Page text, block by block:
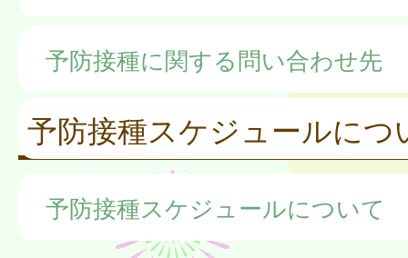
予防接種に関する問い合わせ先
予防接種スケジュールにつ
予防接種スケジュールについて